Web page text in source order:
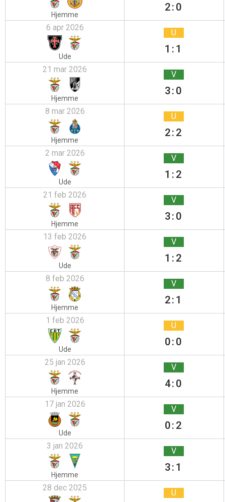
Hjemme
2:0
6 apr 2026
Ude
U
1:1
21 mar 2026
Hjemme
V
3:0
8 mar 2026
Hjemme
U
2:2
2 mar 2026
Ude
V
1:2
21 feb 2026
Hjemme
V
3:0
13 feb 2026
Ude
V
1:2
8 feb 2026
Hjemme
V
2:1
1 feb 2026
Ude
U
0:0
25 jan 2026
Hjemme
V
4:0
17 jan 2026
Ude
V
0:2
3 jan 2026
Hjemme
V
3:1
28 dec 2025 U